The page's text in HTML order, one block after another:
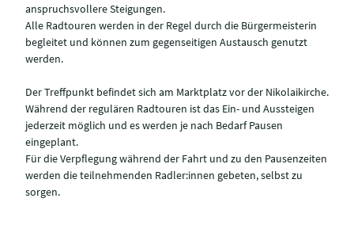
anspruchsvollere Steigungen.
Alle Radtouren werden in der Regel durch die Bürgermeisterin
begleitet und können zum gegenseitigen Austausch genutzt
werden.
Der Treffpunkt befindet sich am Marktplatz vor der Nikolaikirche.
Während der regulären Radtouren ist das Ein- und Aussteigen
jederzeit möglich und es werden je nach Bedarf Pausen
eingeplant.
Für die Verpflegung während der Fahrt und zu den Pausenzeiten
werden die teilnehmenden Radler:innen gebeten, selbst zu
sorgen.